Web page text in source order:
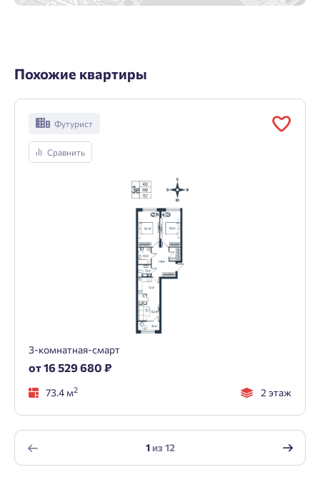
Похожие квартиры
Футурист
Сравнить
3-комнатная-смарт
от 16 529 680 ₽
73.4 м2 2 этаж
1из12